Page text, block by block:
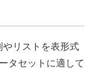
リストを表形式
タセットに適して